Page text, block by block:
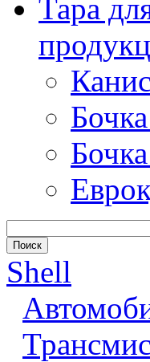
Тара
Shell